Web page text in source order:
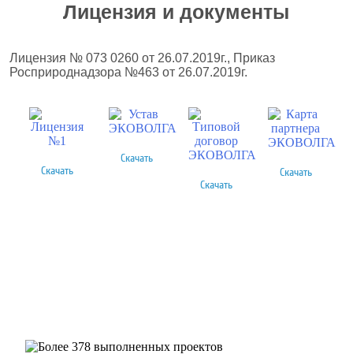
Лицензия и документы
Лицензия № 073 0260 от 26.07.2019г., Приказ
Росприроднадзора №463 от 26.07.2019г.
Скачать
Скачать
Скачать
Скачать